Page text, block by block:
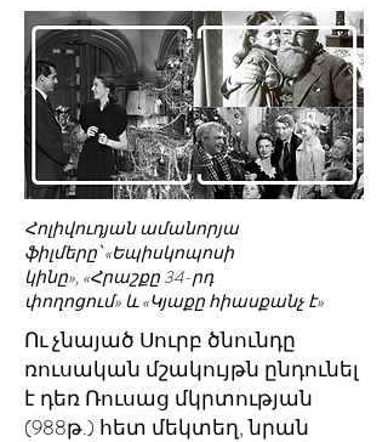
Հոլիվուդյան ամանորյա
ֆիլմերը՝ «Եպիսկոպոսի
կինը», «Հրաշքը 34-րդ
փողոցում» և «Կյաքը հիասքանչ է»
Ու չնայած Սուրբ ծնունդը
ռուսական մշակույթն ընդունել
է դեռ Ռուսաց մկրտության
(988թ.) հետ մեկտեղ, նրան